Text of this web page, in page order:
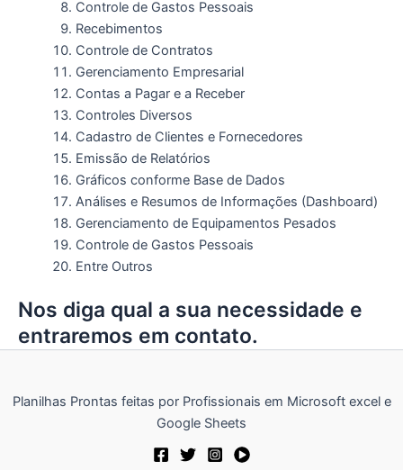
Controle de Gastos Pessoais
Recebimentos
Controle de Contratos
Gerenciamento Empresarial
Contas a Pagar e a Receber
Controles Diversos
Cadastro de Clientes e Fornecedores
Emissão de Relatórios
Gráficos conforme Base de Dados
Análises e Resumos de Informações (Dashboard)
Gerenciamento de Equipamentos Pesados
Controle de Gastos Pessoais
Entre Outros
Nos diga qual a sua necessidade e
entraremos em contato.
Planilhas Prontas feitas por Profissionais em Microsoft excel e
Google Sheets